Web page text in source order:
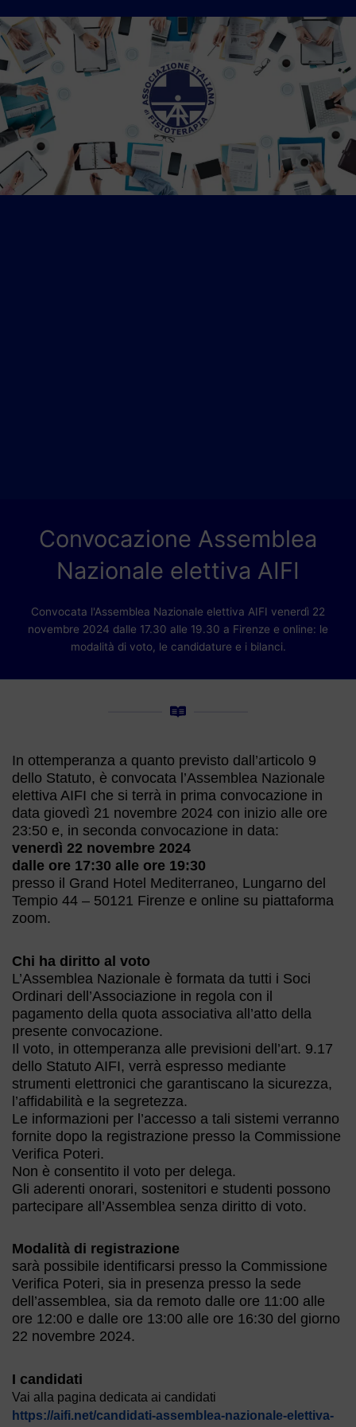
Convocazione Assemblea
Nazionale elettiva AIFI
Convocata l'Assemblea Nazionale elettiva AIFI venerdì 22
novembre 2024 dalle 17.30 alle 19.30 a Firenze e online: le
modalità di voto, le candidature e i bilanci.
In ottemperanza a quanto previsto dall’articolo 9
dello Statuto, è convocata l’Assemblea Nazionale
elettiva AIFI che si terrà in prima convocazione in
data giovedì 21 novembre 2024 con inizio alle ore
23:50 e, in seconda convocazione in data:
venerdì 22 novembre 2024
dalle ore 17:30 alle ore 19:30
presso il Grand Hotel Mediterraneo, Lungarno del
Tempio 44 – 50121 Firenze e online su piattaforma
zoom.
Chi ha diritto al voto
L’Assemblea Nazionale è formata da tutti i Soci
Ordinari dell’Associazione in regola con il
pagamento della quota associativa all’atto della
presente convocazione.
Il voto, in ottemperanza alle previsioni dell’art. 9.17
dello Statuto AIFI, verrà espresso mediante
strumenti elettronici che garantiscano la sicurezza,
l’affidabilità e la segretezza.
Le informazioni per l’accesso a tali sistemi verranno
fornite dopo la registrazione presso la Commissione
Verifica Poteri.
Non è consentito il voto per delega.
Gli aderenti onorari, sostenitori e studenti possono
partecipare all’Assemblea senza diritto di voto.
Modalità di registrazione
sarà possibile identificarsi presso la Commissione
Verifica Poteri, sia in presenza presso la sede
dell’assemblea, sia da remoto dalle ore 11:00 alle
ore 12:00 e dalle ore 13:00 alle ore 16:30 del giorno
22 novembre 2024.
I candidati
Vai alla pagina dedicata ai candidati
https://aifi.net/candidati-assemblea-nazionale-elettiva-